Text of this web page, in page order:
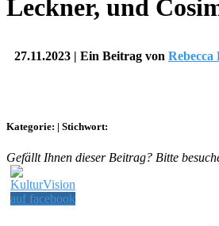
Leckner, und
27.11.2023 | Ein Beitrag von Rebecca
Kategorie: | Stichwort:
Gefällt Ihnen dieser Beitrag? Bitte